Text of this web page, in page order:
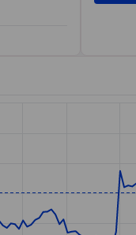
9.87 to 14.97.